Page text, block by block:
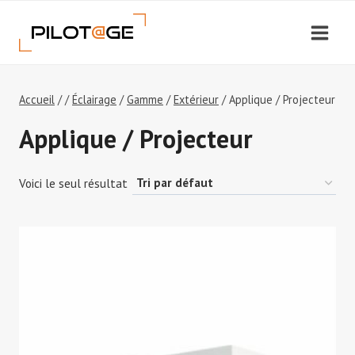
contenu
Accueil / / Éclairage / Gamme / Extérieur / Applique / Projecteur
Applique / Projecteur
Voici le seul résultat